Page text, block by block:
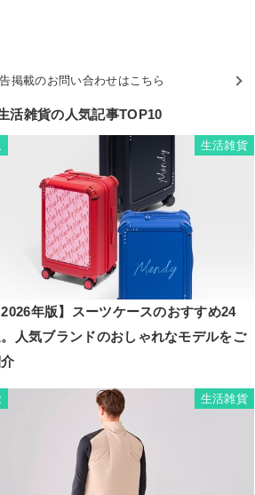
掲載のお問い合わせはこちら
活雑貨の人気記事TOP10
生活雑貨
年版】スーツケースのおすすめ24
人気ブランドのおしゃれなモデルをご
生活雑貨